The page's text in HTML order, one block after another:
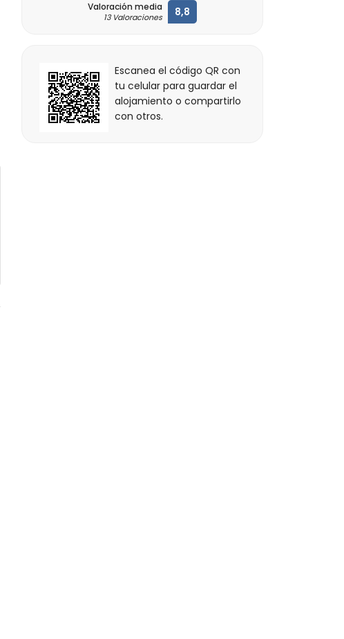
Valoración media
13 Valoraciones 8,8
Escanea el código QR con
tu celular para guardar el
alojamiento o compartirlo
con otros.